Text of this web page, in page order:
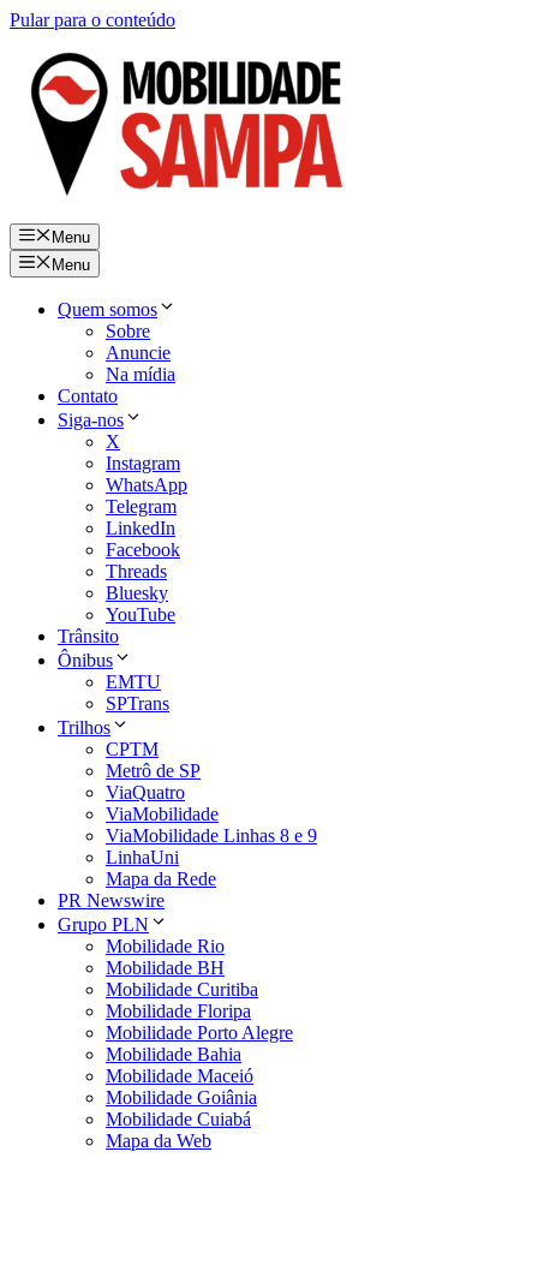
Pular para o conteúdo
Menu
Menu
Quem somos
Sobre
Anuncie
Na mídia
Contato
Siga-nos
X
Instagram
WhatsApp
Telegram
LinkedIn
Facebook
Threads
Bluesky
YouTube
Trânsito
Ônibus
EMTU
SPTrans
Trilhos
CPTM
Metrô de SP
ViaQuatro
ViaMobilidade
ViaMobilidade Linhas 8 e 9
LinhaUni
Mapa da Rede
PR Newswire
Grupo PLN
Mobilidade Rio
Mobilidade BH
Mobilidade Curitiba
Mobilidade Floripa
Mobilidade Porto Alegre
Mobilidade Bahia
Mobilidade Maceió
Mobilidade Goiânia
Mobilidade Cuiabá
Mapa da Web